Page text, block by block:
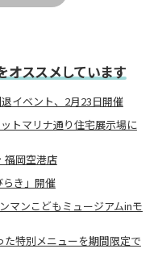
オススメしています
イベント、2月23日開催
トマリナ通り住宅展示場に
福岡空港店
き」開催
マンこどもミュージアムinモ
特別メニューを期間限定で